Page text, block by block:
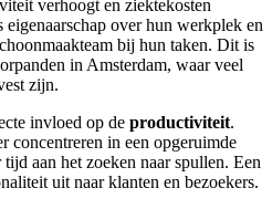
verhoogt en ziektekosten
over hun werkplek en
bij hun taken. Dit is
in Amsterdam, waar veel
zijn.
invloed op de productiviteit.
concentreren in een opgeruimde
aan het zoeken naar spullen. Een
uit naar klanten en bezoekers.